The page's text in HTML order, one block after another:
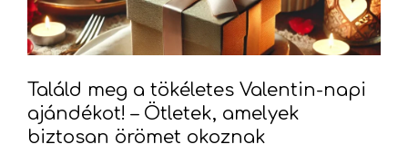
Találd meg a tökéletes Valentin-napi
ajándékot! – Ötletek, amelyek
biztosan örömet okoznak